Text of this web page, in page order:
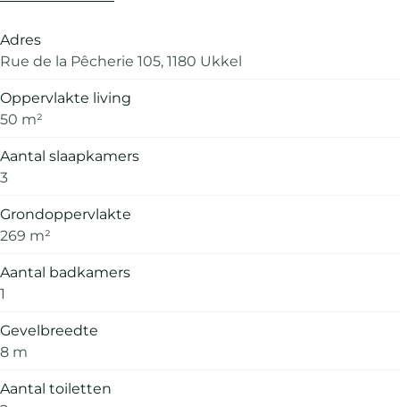
Adres
Rue de la Pêcherie 105, 1180 Ukkel
Oppervlakte living
50 m²
Aantal slaapkamers
3
Grondoppervlakte
269 m²
Aantal badkamers
1
Gevelbreedte
8 m
Aantal toiletten